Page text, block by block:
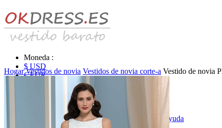
Moneda :
$ USD
€ EUR
Identificarse & Registrarse |Obtener la contraseña Ayuda
Hogar Vestidos de novia Vestidos de novia corte-a Vestido de novia